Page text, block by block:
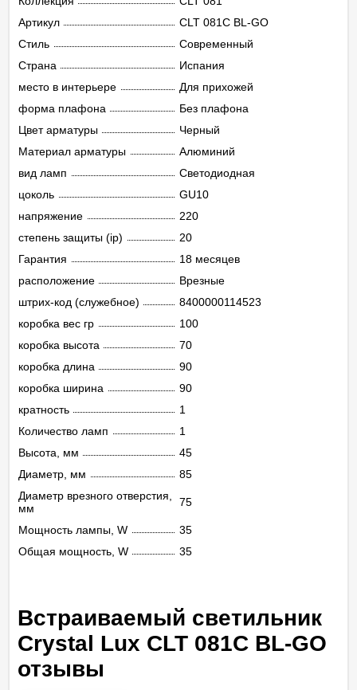
Артикул
CLT 081C BL-GO
Стиль
Современный
Страна
Испания
место в интерьере
Для прихожей
форма плафона
Без плафона
Цвет арматуры
Черный
Материал арматуры
Алюминий
вид ламп
Светодиодная
цоколь
GU10
напряжение
220
степень защиты (ip)
20
Гарантия
18 месяцев
расположение
Врезные
штрих-код (служебное)
8400000114523
коробка вес гр
100
коробка высота
70
коробка длина
90
коробка ширина
90
кратность
1
Количество ламп
1
Высота, мм
45
Диаметр, мм
85
Диаметр врезного отверстия,
мм
75
Мощность лампы, W
35
Общая мощность, W
35
Встраиваемый светильник
Crystal Lux CLT 081C BL-GO
отзывы